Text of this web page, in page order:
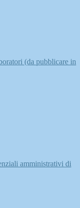
(da pubblicare in
amministrativi di